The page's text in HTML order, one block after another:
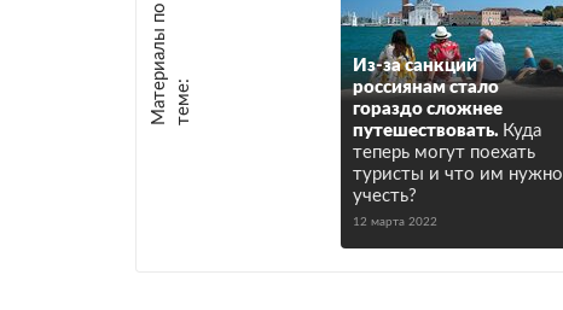
М
а
т е
р
и
а
л
ы
п
о
т
е
м
е :
Из-за санкций
россиянам стало
гораздо сложнее
путешествовать. Куда
теперь могут поехать
туристы и что им нужно
учесть?
12 марта 2022